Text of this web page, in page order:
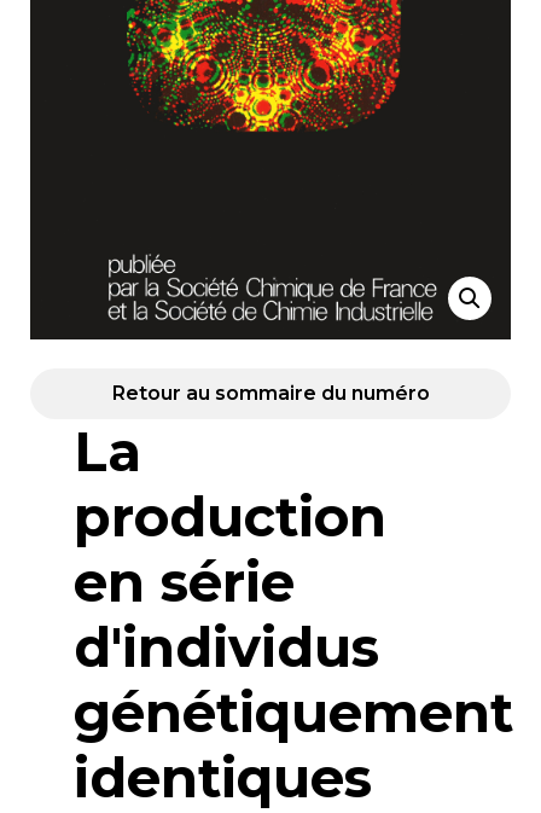
Retour au sommaire du numéro
La
production
en série
d'individus
génétiquement
identiques